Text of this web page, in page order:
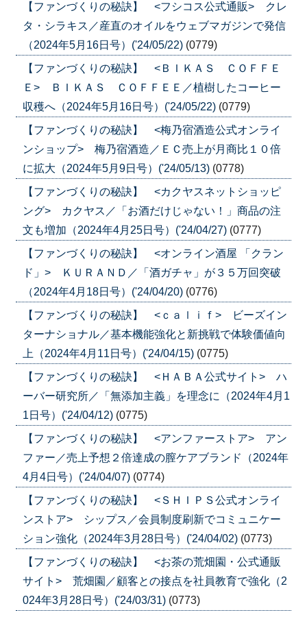
【ファンづくりの秘訣】 <フシコス公式通販> クレ
タ・シラキス／産直のオイルをウェブマガジンで発信
（2024年5月16日号）('24/05/22) (0779)
【ファンづくりの秘訣】 <ＢＩＫＡＳ ＣＯＦＦＥ
Ｅ> ＢＩＫＡＳ ＣＯＦＦＥＥ／植樹したコーヒー
収穫へ（2024年5月16日号）('24/05/22) (0779)
【ファンづくりの秘訣】 <梅乃宿酒造公式オンライ
ンショップ> 梅乃宿酒造／ＥＣ売上が月商比１０倍
に拡大（2024年5月9日号）('24/05/13) (0778)
【ファンづくりの秘訣】 <カクヤスネットショッピ
ング> カクヤス／「お酒だけじゃない！」商品の注
文も増加（2024年4月25日号）('24/04/27) (0777)
【ファンづくりの秘訣】 <オンライン酒屋 「クラン
ド」> ＫＵＲＡＮＤ／「酒ガチャ」が３５万回突破
（2024年4月18日号）('24/04/20) (0776)
【ファンづくりの秘訣】 <ｃａｌｉｆ> ビーズイン
ターナショナル／基本機能強化と新挑戦で体験価値向
上（2024年4月11日号）('24/04/15) (0775)
【ファンづくりの秘訣】 <ＨＡＢＡ公式サイト> ハ
ーバー研究所／「無添加主義」を理念に（2024年4月1
1日号）('24/04/12) (0775)
【ファンづくりの秘訣】 <アンファーストア> アン
ファー／売上予想２倍達成の膣ケアブランド（2024年
4月4日号）('24/04/07) (0774)
【ファンづくりの秘訣】 <ＳＨＩＰＳ公式オンライ
ンストア> シップス／会員制度刷新でコミュニケー
ション強化（2024年3月28日号）('24/04/02) (0773)
【ファンづくりの秘訣】 <お茶の荒畑園・公式通販
サイト> 荒畑園／顧客との接点を社員教育で強化（2
024年3月28日号）('24/03/31) (0773)